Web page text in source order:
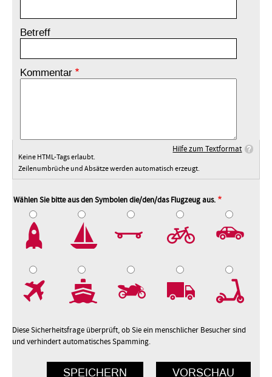
Betreff
Kommentar
Hilfe zum Textformat
Keine HTML-Tags erlaubt.
Zeilenumbrüche und Absätze werden automatisch erzeugt.
Wählen Sie bitte aus den Symbolen die/den/das Flugzeug aus.
Diese Sicherheitsfrage überprüft, ob Sie ein menschlicher Besucher sind
und verhindert automatisches Spamming.